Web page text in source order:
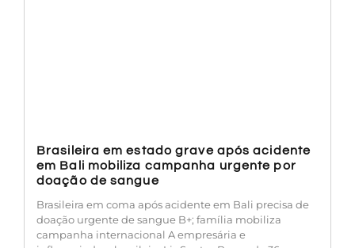
Brasileira em estado grave após acidente
em Bali mobiliza campanha urgente por
doação de sangue
Brasileira em coma após acidente em Bali precisa de
doação urgente de sangue B+; família mobiliza
campanha internacional A empresária e